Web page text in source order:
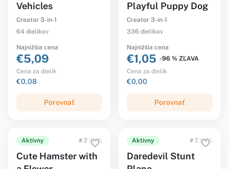
Vehicles
Creator 3-in-1
64 dielikov
Najnižšia cena
€5,09
Cena za dielik
€0,08
Porovnať
Playful Puppy Dog
Creator 3-in-1
336 dielikov
Najnižšia cena
€1,05 -96 % ZĽAVA
Cena za dielik
€0,00
Porovnať
Aktívny # 31376
Cute Hamster with
Aktívny # 31076
Daredevil Stunt